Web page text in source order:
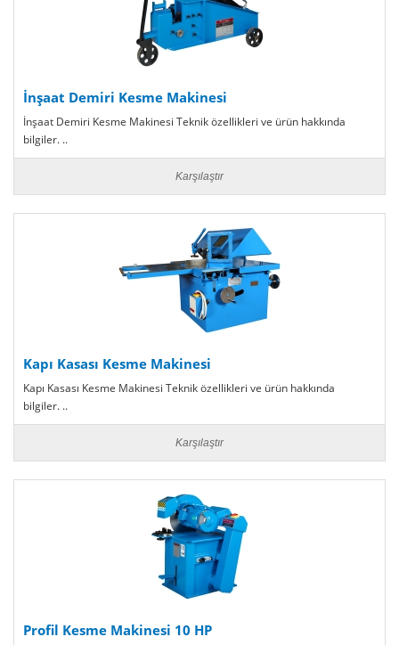
İnşaat Demiri Kesme Makinesi
İnşaat Demiri Kesme Makinesi Teknik özellikleri ve ürün hakkında
bilgiler. ..
Karşılaştır
Kapı Kasası Kesme Makinesi
Kapı Kasası Kesme Makinesi Teknik özellikleri ve ürün hakkında
bilgiler. ..
Karşılaştır
Profil Kesme Makinesi 10 HP